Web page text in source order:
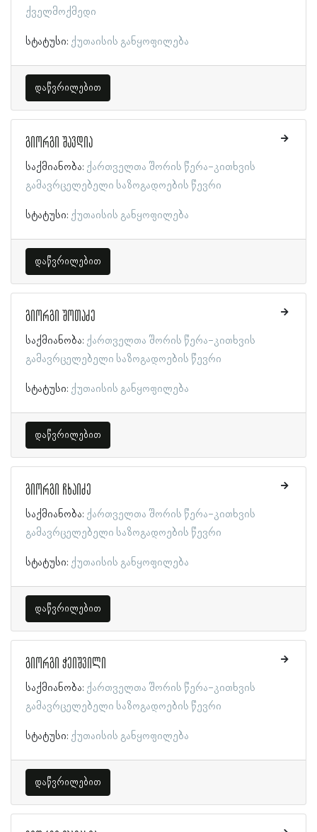
ქველმოქმედი
სტატუსი: ქუთაისის განყოფილება
დაწვრილებით
გიორგი შავდია
საქმიანობა: ქართველთა შორის წერა-კითხვის
გამავრცელებელი საზოგადოების წევრი
სტატუსი: ქუთაისის განყოფილება
დაწვრილებით
გიორგი შოთაძე
საქმიანობა: ქართველთა შორის წერა-კითხვის
გამავრცელებელი საზოგადოების წევრი
სტატუსი: ქუთაისის განყოფილება
დაწვრილებით
გიორგი ჩხაიძე
საქმიანობა: ქართველთა შორის წერა-კითხვის
გამავრცელებელი საზოგადოების წევრი
სტატუსი: ქუთაისის განყოფილება
დაწვრილებით
გიორგი ჭეიშვილი
საქმიანობა: ქართველთა შორის წერა-კითხვის
გამავრცელებელი საზოგადოების წევრი
სტატუსი: ქუთაისის განყოფილება
დაწვრილებით